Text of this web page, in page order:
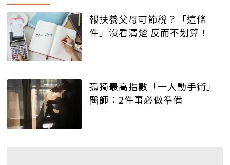
報扶養父母可節稅？「這條
件」沒看清楚 反而不划算！
孤獨最高指數「一人動手術」
醫師：2件事必做準備